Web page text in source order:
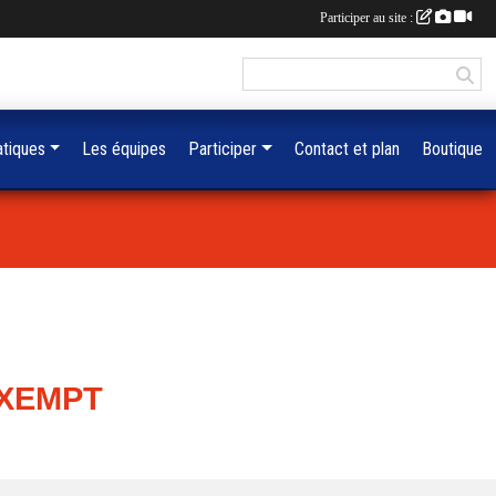
Les équipes Participer Contact et plan Boutique
Participer au site :